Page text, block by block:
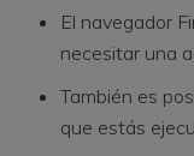
El navegador
necesitar una
También es
que estás